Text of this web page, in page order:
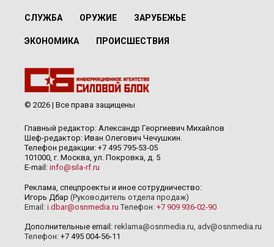
СЛУЖБА ОРУЖИЕ ЗАРУБЕЖЬЕ
ЭКОНОМИКА ПРОИСШЕСТВИЯ
© 2026 | Все права защищены
Главный редактор: Александр Георгиевич Михайлов
Шеф-редактор: Иван Олегович Чечушкин.
Телефон редакции: +7 495 795-53-05
101000, г. Москва, ул. Покровка, д. 5
E-mail: info@sila-rf.ru
Реклама, спецпроекты и иное сотрудничество:
Игорь Дбар (Руководитель отдела продаж)
Email: i.dbar@osnmedia.ru Телефон: +7 909 936-02-90
Дополнительные email: reklama@osnmedia.ru, adv@osnmedia.ru
Телефон: +7 495 004-56-11